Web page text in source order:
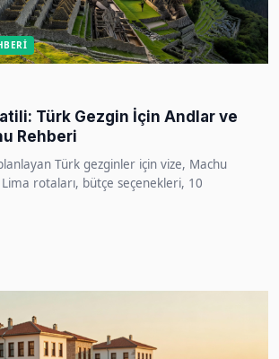
Türk Gezgin İçin Andlar ve
Rehberi
Türk gezginler için vize, Machu
Lima rotaları, bütçe seçenekleri, 10